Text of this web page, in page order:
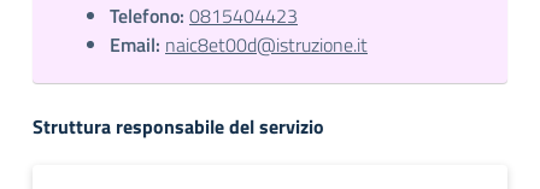
Telefono: 0815404423
Email: naic8et00d@istruzione.it
Struttura responsabile del servizio